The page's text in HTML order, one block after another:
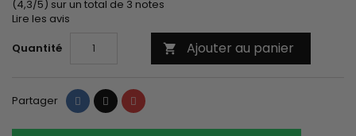
(4,3/5) sur un total de 3 notes
Lire les avis
Quantité
 Ajouter au panier
Partager PartagerTweet Pinterest